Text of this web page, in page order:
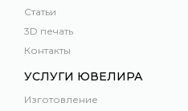
Статьи
3D печать
Контакты
УСЛУГИ ЮВЕЛИРА
Изготовление